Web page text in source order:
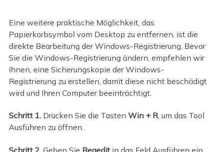
Eine weitere praktische Möglichkeit, das
Papierkorbsymbol vom Desktop zu entfernen, ist die
direkte Bearbeitung der Windows-Registrierung. Bevor
Sie die Windows-Registrierung ändern, empfehlen wir
Ihnen, eine Sicherungskopie der Windows-
Registrierung zu erstellen, damit diese nicht beschädigt
wird und Ihren Computer beeinträchtigt.
Schritt 1. Drücken Sie die Tasten Win + R, um das Tool
Ausführen zu öffnen.
Schritt 2. Geben Sie Regedit in das Feld Ausführen ein